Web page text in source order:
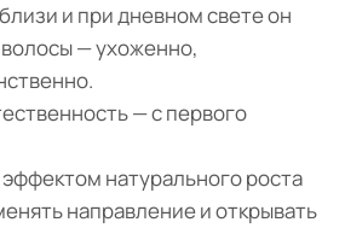
и при дневном свете он
волосы — ухоженно,
— с первого
натурального роста
направление и открывать